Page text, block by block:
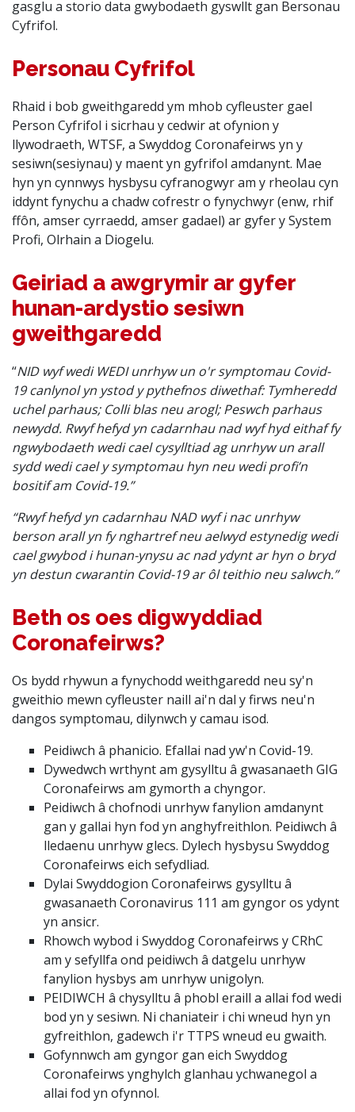
gasglu a storio data gwybodaeth gyswllt gan Bersonau
Cyfrifol.
Personau Cyfrifol
Rhaid i bob gweithgaredd ym mhob cyfleuster gael
Person Cyfrifol i sicrhau y cedwir at ofynion y
llywodraeth, WTSF, a Swyddog Coronafeirws yn y
sesiwn(sesiynau) y maent yn gyfrifol amdanynt. Mae
hyn yn cynnwys hysbysu cyfranogwyr am y rheolau cyn
iddynt fynychu a chadw cofrestr o fynychwyr (enw, rhif
ffôn, amser cyrraedd, amser gadael) ar gyfer y System
Profi, Olrhain a Diogelu.
Geiriad a awgrymir ar gyfer
hunan-ardystio sesiwn
gweithgaredd
“NID wyf wedi WEDI unrhyw un o'r symptomau Covid-
19 canlynol yn ystod y pythefnos diwethaf: Tymheredd
uchel parhaus; Colli blas neu arogl; Peswch parhaus
newydd. Rwyf hefyd yn cadarnhau nad wyf hyd eithaf fy
ngwybodaeth wedi cael cysylltiad ag unrhyw un arall
sydd wedi cael y symptomau hyn neu wedi profi’n
bositif am Covid-19.”
“Rwyf hefyd yn cadarnhau NAD wyf i nac unrhyw
berson arall yn fy nghartref neu aelwyd estynedig wedi
cael gwybod i hunan-ynysu ac nad ydynt ar hyn o bryd
yn destun cwarantin Covid-19 ar ôl teithio neu salwch.”
Beth os oes digwyddiad
Coronafeirws?
Os bydd rhywun a fynychodd weithgaredd neu sy'n
gweithio mewn cyfleuster naill ai'n dal y firws neu'n
dangos symptomau, dilynwch y camau isod.
Peidiwch â phanicio. Efallai nad yw'n Covid-19.
Dywedwch wrthynt am gysylltu â gwasanaeth GIG
Coronafeirws am gymorth a chyngor.
Peidiwch â chofnodi unrhyw fanylion amdanynt
gan y gallai hyn fod yn anghyfreithlon. Peidiwch â
lledaenu unrhyw glecs. Dylech hysbysu Swyddog
Coronafeirws eich sefydliad.
Dylai Swyddogion Coronafeirws gysylltu â
gwasanaeth Coronavirus 111 am gyngor os ydynt
yn ansicr.
Rhowch wybod i Swyddog Coronafeirws y CRhC
am y sefyllfa ond peidiwch â datgelu unrhyw
fanylion hysbys am unrhyw unigolyn.
PEIDIWCH â chysylltu â phobl eraill a allai fod wedi
bod yn y sesiwn. Ni chaniateir i chi wneud hyn yn
gyfreithlon, gadewch i'r TTPS wneud eu gwaith.
Gofynnwch am gyngor gan eich Swyddog
Coronafeirws ynghylch glanhau ychwanegol a
allai fod yn ofynnol.